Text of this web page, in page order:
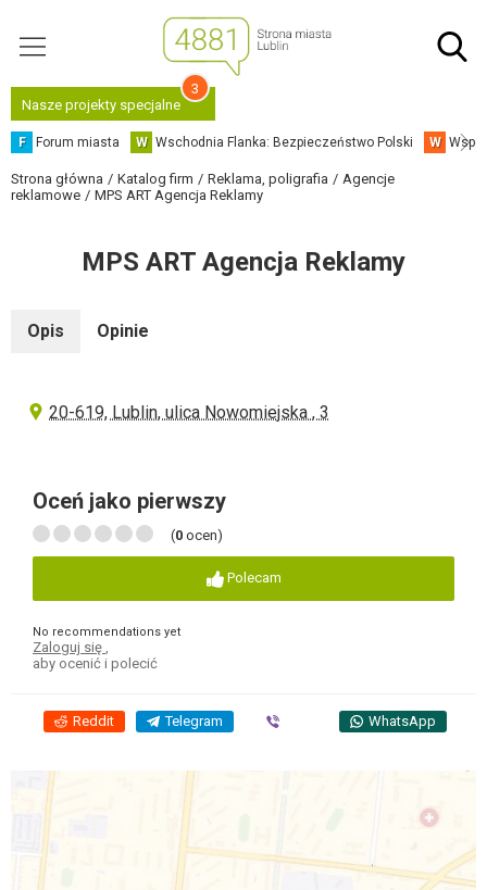
Nasze projekty specjalne
3
F Forum miasta W Wschodnia Flanka: Bezpieczeństwo Polski W
Strona główna Katalog firm Reklama, poligrafia
Agencje
reklamowe
MPS ART Agencja Reklamy
MPS ART Agencja Reklamy
Opis Opinie
20-619, Lublin, ulica Nowomiejska , 3
Oceń jako pierwszy
(0 ocen)
Polecam
No recommendations yet
Zaloguj się
aby ocenić i polecić
Reddit Telegram WhatsApp